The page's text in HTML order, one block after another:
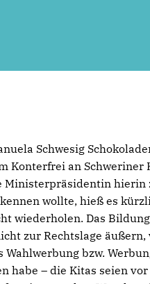
Schwesig
Konterfrei an Schweriner
Ministerpräsidentin hierin
wollte, hieß es
wiederholen. Das
zur Rechtslage äußern,
Wahlwerbung bzw.
habe – die Kitas seien